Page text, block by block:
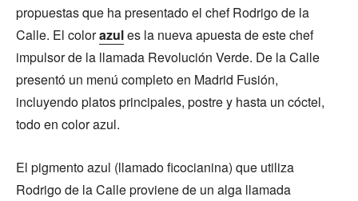
propuestas que ha presentado el chef Rodrigo de la
Calle. El colorazules la nueva apuesta de este chef
impulsor de la llamada Revolución Verde. De la Calle
presentó un menú completo en Madrid Fusión,
incluyendo platos principales, postre y hasta un cóctel,
todo en color azul.
El pigmento azul (llamado ficocianina) que utiliza
Rodrigo de la Calle proviene de un alga llamada